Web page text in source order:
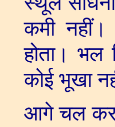
कमी नहीं।
होता।
कोई भूखा
आगे चल